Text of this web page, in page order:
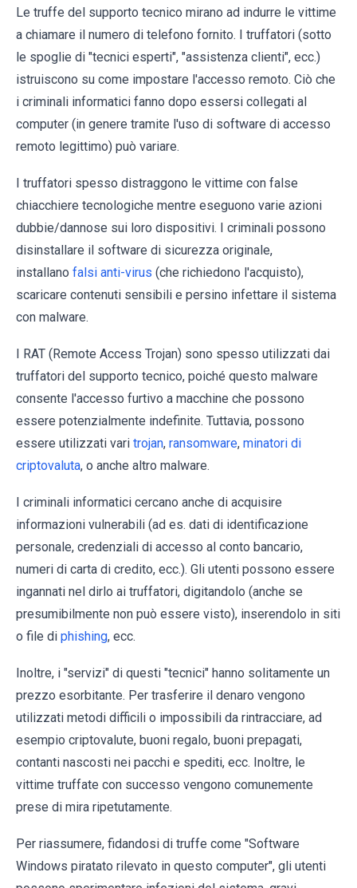
Le truffe del supporto tecnico mirano ad indurre le vittime
a chiamare il numero di telefono fornito. I truffatori (sotto
le spoglie di "tecnici esperti", "assistenza clienti", ecc.)
istruiscono su come impostare l'accesso remoto. Ciò che
i criminali informatici fanno dopo essersi collegati al
computer (in genere tramite l'uso di software di accesso
remoto legittimo) può variare.
I truffatori spesso distraggono le vittime con false
chiacchiere tecnologiche mentre eseguono varie azioni
dubbie/dannose sui loro dispositivi. I criminali possono
disinstallare il software di sicurezza originale,
installano falsi anti-virus (che richiedono l'acquisto),
scaricare contenuti sensibili e persino infettare il sistema
con malware.
I RAT (Remote Access Trojan) sono spesso utilizzati dai
truffatori del supporto tecnico, poiché questo malware
consente l'accesso furtivo a macchine che possono
essere potenzialmente indefinite. Tuttavia, possono
essere utilizzati vari trojan, ransomware, minatori di
criptovaluta, o anche altro malware.
I criminali informatici cercano anche di acquisire
informazioni vulnerabili (ad es. dati di identificazione
personale, credenziali di accesso al conto bancario,
numeri di carta di credito, ecc.). Gli utenti possono essere
ingannati nel dirlo ai truffatori, digitandolo (anche se
presumibilmente non può essere visto), inserendolo in siti
o file di phishing, ecc.
Inoltre, i "servizi" di questi "tecnici" hanno solitamente un
prezzo esorbitante. Per trasferire il denaro vengono
utilizzati metodi difficili o impossibili da rintracciare, ad
esempio criptovalute, buoni regalo, buoni prepagati,
contanti nascosti nei pacchi e spediti, ecc. Inoltre, le
vittime truffate con successo vengono comunemente
prese di mira ripetutamente.
Per riassumere, fidandosi di truffe come "Software
Windows piratato rilevato in questo computer", gli utenti